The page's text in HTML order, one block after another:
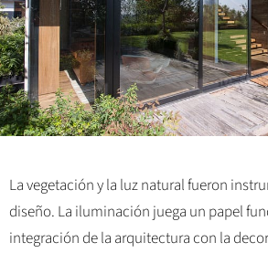
La vegetación y la luz natural fueron
diseño. La iluminación juega un papel
integración de la arquitectura con la